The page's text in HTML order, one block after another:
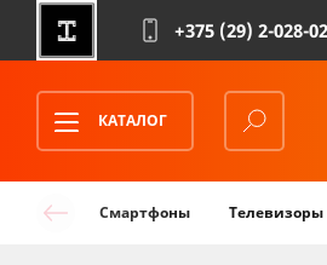
+375 (29) 2-028-
КАТАЛОГ
Смартфоны Телевизоры